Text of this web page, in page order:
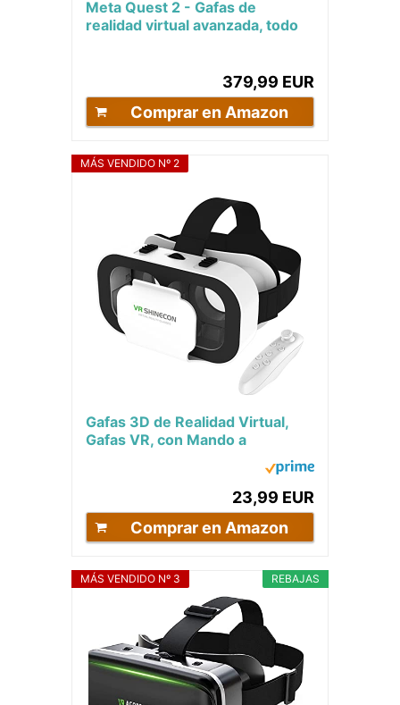
Meta Quest 2 - Gafas de
realidad virtual avanzada, todo
379,99 EUR
Comprar en Amazon
MÁS VENDIDO Nº 2
Gafas 3D de Realidad Virtual,
Gafas VR, con Mando a
Compatibles IOS Android...
23,99 EUR
Comprar en Amazon
REBAJAS
MÁS VENDIDO Nº 3